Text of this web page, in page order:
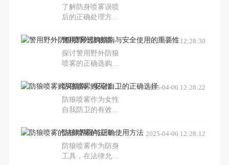
危险时能够迅速反
应，保护自身安
了解防身喷雾误喷
后的正确处理方
冲洗、碱性肥皂清
洗、酒精或食醋中
和辣椒素等，以及
如何预防误喷和正
警用野外防狼喷雾选购指南与安全使用的重要性
探讨警用野外防狼
喷雾的正确选购与
调其在提升个人安
全防护能力中的重
要性，以及如何通
过正确学习加强自
2025-04-06 12:28:30
防狼喷雾购买指南：安全自卫的正确选择
防狼喷雾作为女性
自我防卫的有效工
成分安全性及合法
性是消费者关注的
焦点。本文提供了
防狼喷雾的购买建
2025-04-06 12:28:22
防狼喷雾的法律界限与正确使用方法
防狼喷雾作为防身
工具，在法律允许
2025-04-06 12:28:12